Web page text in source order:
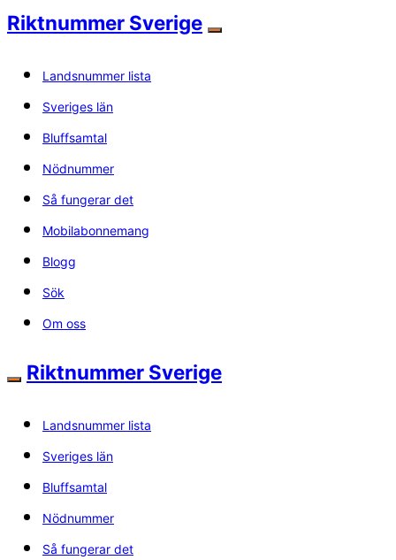
Riktnummer Sverige
Landsnummer lista
Sveriges län
Bluffsamtal
Nödnummer
Så fungerar det
Mobilabonnemang
Blogg
Sök
Om oss
Riktnummer Sverige
Landsnummer lista
Sveriges län
Bluffsamtal
Nödnummer
Så fungerar det